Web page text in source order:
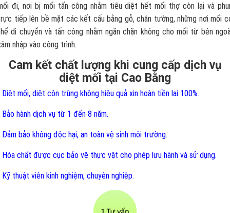
đi, nơi bị mối tấn công nhằm tiêu diệt hết mối thợ còn lại và
tiếp lên bề mặt các kết cấu bằng gỗ, chân tường, những nơi mối
di chuyển và tấn công nhằm ngăn chặn không cho mối từ bên
nhập vào công trình.
Cam kết chất lượng khi cung cấp dịch vụ
diệt mối tại Cao Bằng
Diệt mối, diệt côn trùng không hiệu quả xin hoàn tiền lại 100%.
Bảo hành dịch vụ từ 1 đến 8 năm.
Đảm bảo không độc hại, an toàn vệ sinh môi trường.
Hóa chất được cục bảo vệ thực vật cho phép lưu hành và sử dụng.
Kỹ thuật viên kinh nghiệm, chuyên nghiệp.